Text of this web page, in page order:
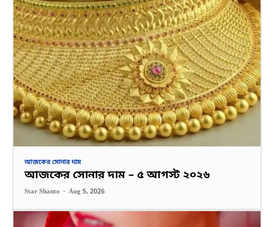
আজকের সোনার দাম
আজকের সোনার দাম – ৫ আগস্ট ২০২৬
Star Shanto - Aug 5, 2026